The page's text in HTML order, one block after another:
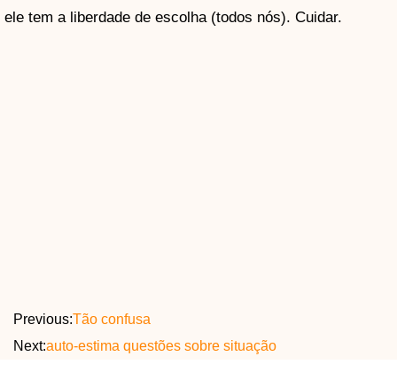
ele tem a liberdade de escolha (todos nós). Cuidar.
Previous:Tão confusa
Next:auto-estima questões sobre situação